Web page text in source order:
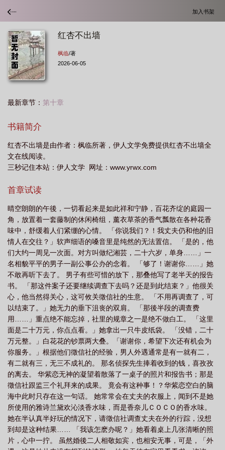
加入书架
红杏不出墙
枫临/著
2026-06-05
最新章节： 第十章
书籍简介
红杏不出墙是由作者：枫临所著，伊人文学免费提供红杏不出墙全
文在线阅读。
三秒记住本站：伊人文学 网址：www.yrwx.com
首章试读
晴空朗朗的午後，一切看起来是如此祥和宁静，百花齐绽的庭园一
角，放置着一套藤制的休闲椅组，薰衣草茶的香气瓢散在各种花香
味中，舒缓着人们紧绷的心情。 「你说我们？！我丈夫仍和他的旧
情人在交往？」软声细语的嗓音里是纯然的无法置信。 「是的，他
们大约一周见一次面。对方叫做纪湘芸，二十六岁，单身……」一
名相貌平平的男子一副公事公办的念着。 「够了！谢谢你……」她
不敢再听下去了。 男子有些可惜的放下，那叠他写了老半天的报告
书。 「那这件案子还要继续调查下去吗？还是到此结束？」他很关
心，他当然得关心，这可攸关徵信社的生意。 「不用再调查了，可
以结束了。」她无力的垂下沮丧的双肩。 「那後半段的调查费
用……」重点绝不能忘掉，社里的规章之一是绝不做白工。 「这里
面是二十万元，你点点看。」她拿出一只牛皮纸袋。 「没错，二十
万元整。」白花花的钞票两大叠。「谢谢你，希望下次还有机会为
你服务。」根据他们徵信社的经验，男人外遇通常是有一就有二，
有二就有三，无三不成礼的。 那名侦探先生捧着收到的钱，喜孜孜
的离去。 华紫恋无神的凝望着散落了一桌子的照片和报告书；那是
徵信社跟监三个礼拜来的成果。 竟会有这种事！？华紫恋空白的脑
海中此时只存在这一句话。 她常常会在丈夫的衣服上，闻到不是她
所使用的雅诗兰黛欢沁淡香水味，而是香奈儿ＣＯＣＯ的香水味。
她在半认真半好玩的情况下，请徵信社调查丈夫在外的行踪，没想
到却是这种结果…… 「我该怎麽办呢？」她看着桌上几张清晰的照
片，心中一拧。 虽然婚後二人相敬如宾，也相安无事，可是，「外